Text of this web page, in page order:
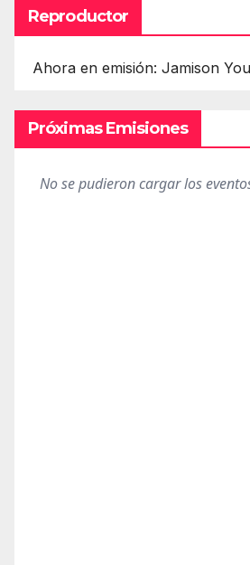
Reproductor
Ahora en emisión: Jamison
Próximas Emisiones